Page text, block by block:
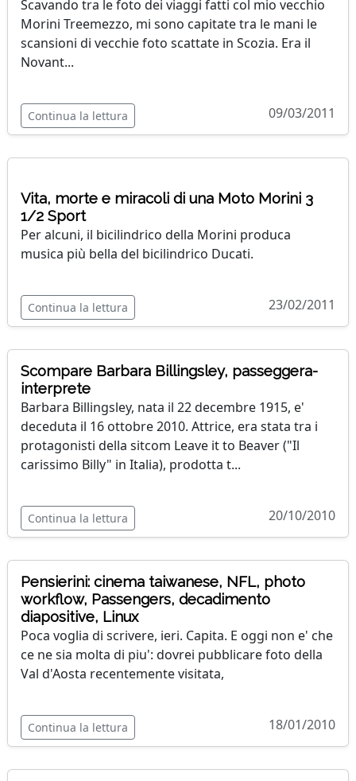
Scavando tra le foto dei viaggi fatti col mio vecchio
Morini Treemezzo, mi sono capitate tra le mani le
scansioni di vecchie foto scattate in Scozia. Era il
Novant...
Continua la lettura 09/03/2011
Vita, morte e miracoli di una Moto Morini 3
1/2 Sport
Per alcuni, il bicilindrico della Morini produca
musica più bella del bicilindrico Ducati.
Continua la lettura 23/02/2011
Scompare Barbara Billingsley, passeggera-
interprete
Barbara Billingsley, nata il 22 decembre 1915, e'
deceduta il 16 ottobre 2010. Attrice, era stata tra i
protagonisti della sitcom Leave it to Beaver ("Il
carissimo Billy" in Italia), prodotta t...
Continua la lettura 20/10/2010
Pensierini: cinema taiwanese, NFL, photo
workflow, Passengers, decadimento
diapositive, Linux
Poca voglia di scrivere, ieri. Capita. E oggi non e' che
ce ne sia molta di piu': dovrei pubblicare foto della
Val d'Aosta recentemente visitata,
Continua la lettura 18/01/2010